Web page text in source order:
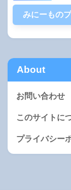
みにーもの
About
お問い合わせ
このサイトに
プライバシー